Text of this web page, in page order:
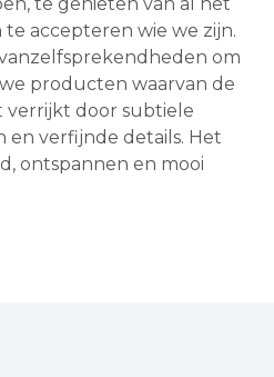
te accepteren wie we zijn.
om
producten waarvan de
verrijkt door subtiele
verfijnde details. Het
ontspannen en mooi